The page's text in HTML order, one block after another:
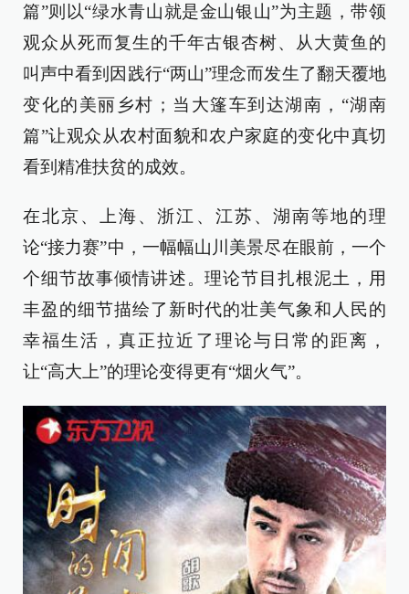
篇”则以“绿水青山就是金山银山”为主题，带领
观众从死而复生的千年古银杏树、从大黄鱼的
叫声中看到因践行“两山”理念而发生了翻天覆地
变化的美丽乡村；当大篷车到达湖南，“湖南
篇”让观众从农村面貌和农户家庭的变化中真切
看到精准扶贫的成效。
在北京、上海、浙江、江苏、湖南等地的理
论“接力赛”中，一幅幅山川美景尽在眼前，一个
个细节故事倾情讲述。理论节目扎根泥土，用
丰盈的细节描绘了新时代的壮美气象和人民的
幸福生活，真正拉近了理论与日常的距离，
让“高大上”的理论变得更有“烟火气”。